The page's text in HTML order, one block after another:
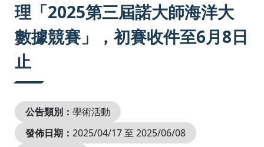
理「2025第三屆諾大師海洋大
數據競賽」，初賽收件至6月8日
止
公告類別： 學術活動
發佈日期： 2025/04/17 至 2025/06/08